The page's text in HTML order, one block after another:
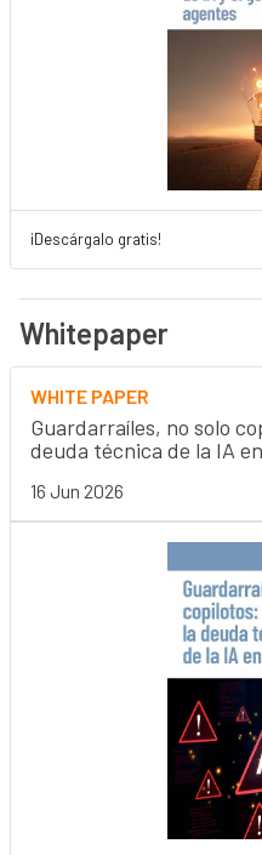
¡Descárgalo gratis!
Whitepaper
WHITE PAPER
Guardarraíles, no solo
deuda técnica de la IA
16 Jun 2026